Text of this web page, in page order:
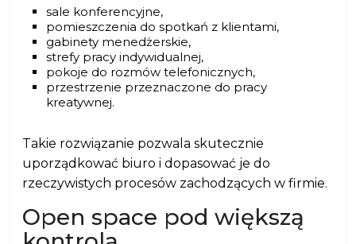
sale konferencyjne,
pomieszczenia do spotkań z klientami,
gabinety menedżerskie,
strefy pracy indywidualnej,
pokoje do rozmów telefonicznych,
przestrzenie przeznaczone do pracy
kreatywnej.
Takie rozwiązanie pozwala skutecznie
uporządkować biuro i dopasować je do
rzeczywistych procesów zachodzących w firmie.
Open space pod większą